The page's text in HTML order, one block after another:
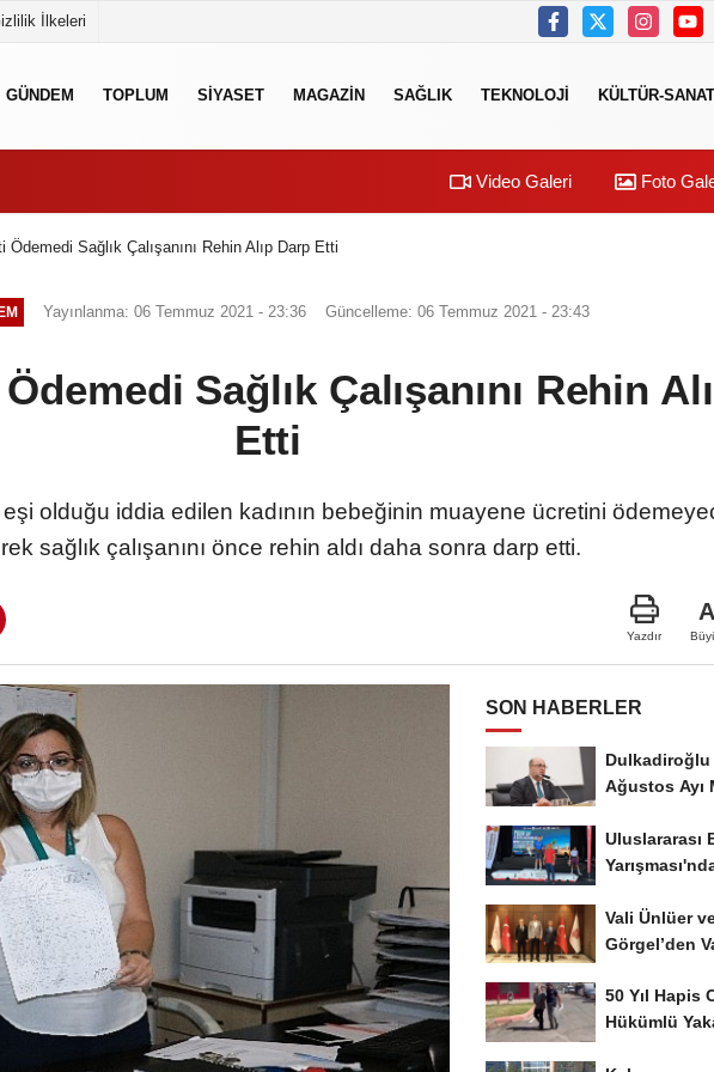
İlkeleri
GÜNDEM TOPLUM SİYASET MAGAZİN SAĞLIK TEKNOLOJİ KÜLTÜR-SANAT
Video Galeri Foto
Ödemedi Sağlık Çalışanını Rehin Alıp Darp Etti
Yayınlanma: 06 Temmuz 2021 - 23:36 Güncelleme: 06 Temmuz 2021 - 23:43
Sağlık Çalışanını Rehin
Etti
olduğu iddia edilen kadının bebeğinin muayene ücretini
sağlık çalışanını önce rehin aldı daha sonra darp etti.
Yazdır
A
SON HABERLER
Ağustos Ayı
Uluslararası
Vali Ünlüer
Görgel’den
50 Yıl Hapis
Hükümlü